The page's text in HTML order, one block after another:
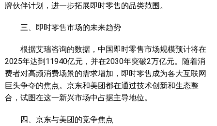
牌伙伴计划，进一步拓展即时零售的品类范围。
三、即时零售市场的未来趋势
根据艾瑞咨询的数据，中国即时零售市场规模预计将在
2025年达到11940亿元，并在2030年突破2万亿元。随着消
费者对高频消费场景的需求增加，即时零售成为各大互联网
巨头争夺的焦点。京东和美团都在通过技术创新和生态整
合，试图在这一新兴市场中占据主导地位。
四、京东与美团的竞争焦点